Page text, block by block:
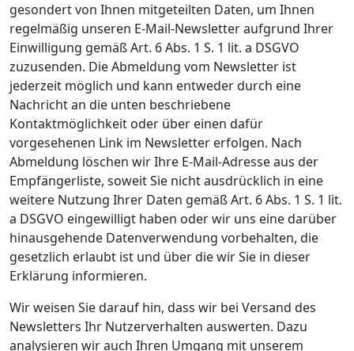
gesondert von Ihnen mitgeteilten Daten, um Ihnen
regelmäßig unseren E-Mail-Newsletter aufgrund Ihrer
Einwilligung gemäß Art. 6 Abs. 1 S. 1 lit. a DSGVO
zuzusenden. Die Abmeldung vom Newsletter ist
jederzeit möglich und kann entweder durch eine
Nachricht an die unten beschriebene
Kontaktmöglichkeit oder über einen dafür
vorgesehenen Link im Newsletter erfolgen. Nach
Abmeldung löschen wir Ihre E-Mail-Adresse aus der
Empfängerliste, soweit Sie nicht ausdrücklich in eine
weitere Nutzung Ihrer Daten gemäß Art. 6 Abs. 1 S. 1 lit.
a DSGVO eingewilligt haben oder wir uns eine darüber
hinausgehende Datenverwendung vorbehalten, die
gesetzlich erlaubt ist und über die wir Sie in dieser
Erklärung informieren.
Wir weisen Sie darauf hin, dass wir bei Versand des
Newsletters Ihr Nutzerverhalten auswerten. Dazu
analysieren wir auch Ihren Umgang mit unserem